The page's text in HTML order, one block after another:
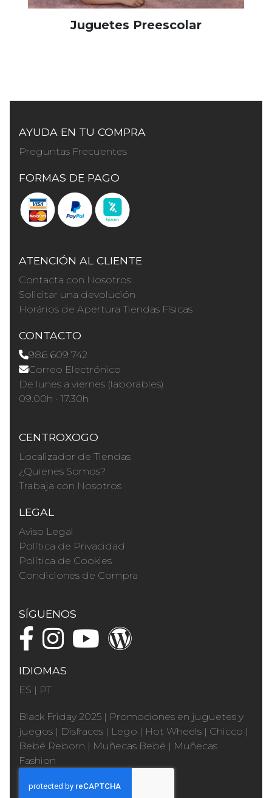
Juguetes Preescolar
AYUDA EN TU COMPRA
Preguntas Frecuentes
FORMAS DE PAGO
ATENCIÓN AL CLIENTE
Contacta con Nosotros
Solicitar una devolución
Horários de Apertura Tiendas Físicas
CONTACTO
986 609 742
Correo Electrónico
De lunes a viernes (laborables)
09.00h · 17.30h
CENTROXOGO
Localizador de Tiendas
¿Quienes Somos?
Trabaja con Nosotros
LEGAL
Aviso Legal
Política de Privacidad
Política de Cookies
Condiciones de Compra
SÍGUENOS
IDIOMAS
ES | PT
Black Friday 2025 | Promociones en juguetes y
juegos | Disfraces | Lego | Hot Wheels | Chicco |
Bebé Reborn | Muñecas Bebé | Muñecas
Fashion